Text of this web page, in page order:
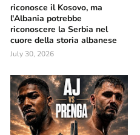
riconosce il Kosovo, ma
l'Albania potrebbe
riconoscere la Serbia nel
cuore della storia albanese
July 30, 2026